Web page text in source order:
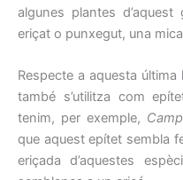
algunes plantes
eriçat o punxegut, una
Respecte a aquesta
també s’utilitza com
tenim, per exemple,
que aquest epítet sembla
eriçada d’aquestes